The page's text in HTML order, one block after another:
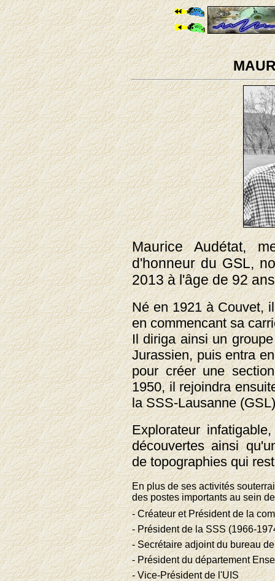
Maurice Audétat,
d'honneur du GSL,
2013 à l'âge de 92
Né en 1921 à Couvet,
en commencant sa
Il diriga ainsi un
Jurassien, puis entra
pour créer une
1950, il rejoindra
la SSS-Lausanne
Explorateur
découvertes ainsi
de topographies qui
En plus de ses activités
des postes importants au sein
- Créateur et Président de la
- Président de la SSS (1966-
- Secrétaire adjoint du bureau
- Président du département
- Vice-Président de l'UIS